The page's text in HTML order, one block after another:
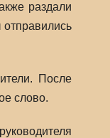
раздали
После
слово.